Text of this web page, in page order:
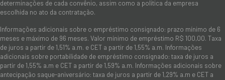
determinações de cada convênio, assim como a política da empresa
escolhida no ato da contratação.
Informações adicionais sobre o empréstimo consignado: prazo mínimo de 6
meses e máximo de 96 meses. Valor mínimo de empréstimo R$ 100,00. Taxa
de juros a partir de 1,51% a.m. e CET a partir de 1,55% a.m. Informações
adicionais sobre portabilidade de empréstimo consignado: taxa de juros a
partir de 1,55% a.m e CET a partir de 1,59% a.m. Informações adicionais sobre
antecipação saque-aniversário: taxa de juros a partir de 1,29% a.m e CET a